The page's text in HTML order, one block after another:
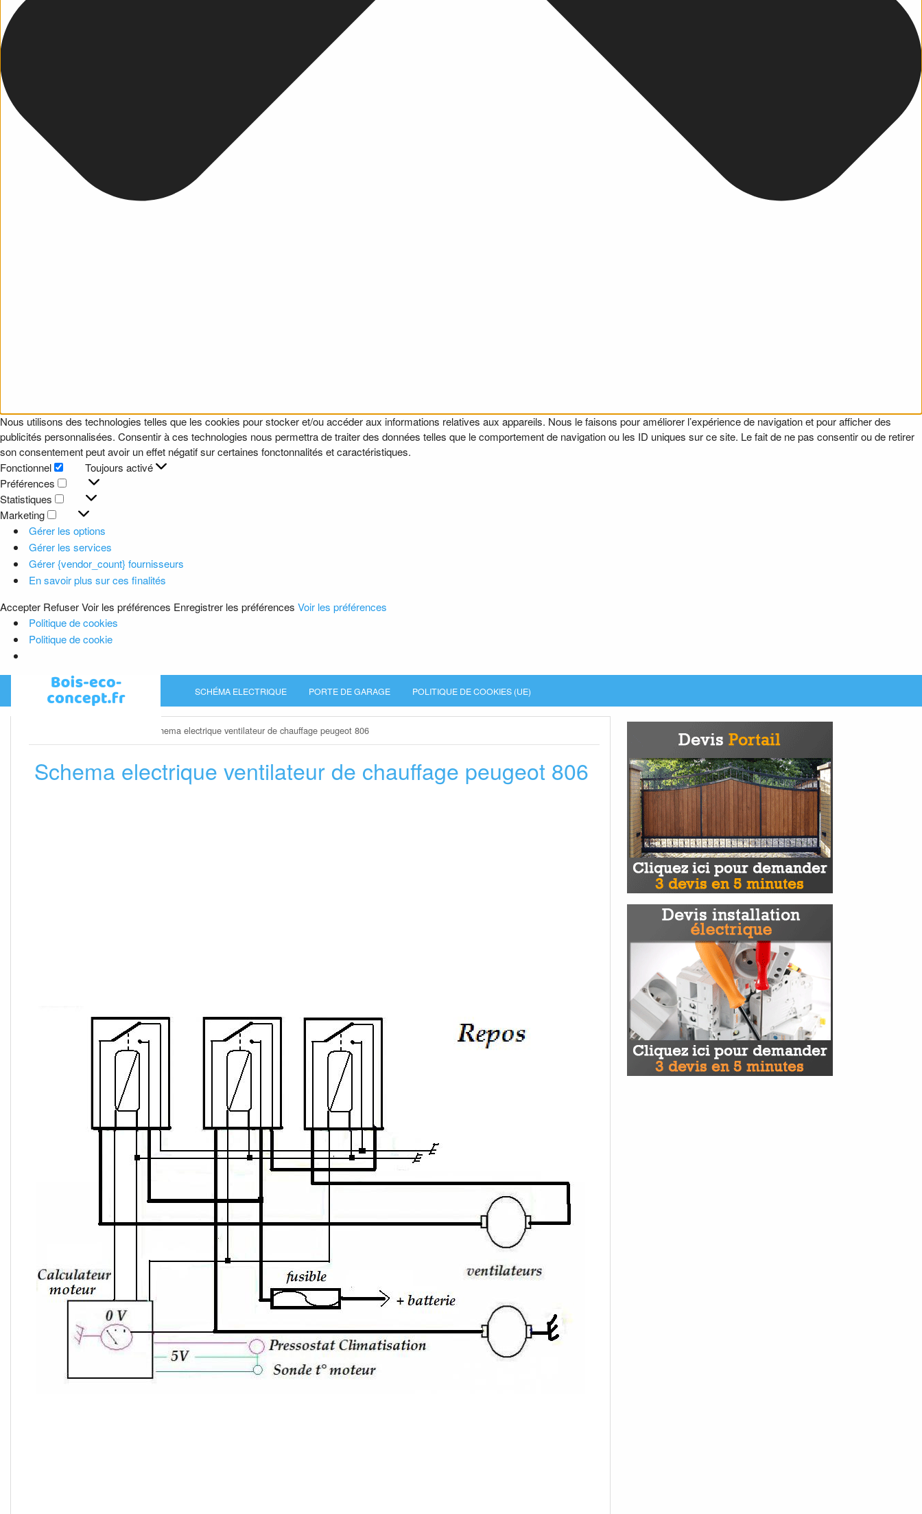
Nous utilisons des technologies telles que les cookies pour stocker et/ou accéder aux informations relatives aux appareils. Nous le faisons pour améliorer l’expérience de navigation et pour afficher des
publicités personnalisées. Consentir à ces technologies nous permettra de traiter des données telles que le comportement de navigation ou les ID uniques sur ce site. Le fait de ne pas consentir ou de retirer
son consentement peut avoir un effet négatif sur certaines fonctonnalités et caractéristiques.
Fonctionnel
Fonctionnel
Toujours activé
Préférences
Préférences
Statistiques
Statistiques
Marketing
Marketing
Gérer les options
Gérer les services
Gérer {vendor_count} fournisseurs
En savoir plus sur ces finalités
Accepter RefuserVoir les préférences Enregistrer les préférences Voir les préférences
Politique de cookies
Politique de cookie
SCHÉMA ELECTRIQUE PORTE DE GARAGE POLITIQUE DE COOKIES (UE)
Schema electrique ventilateur de chauffage peugeot 806
Schema electrique ventilateur de chauffage peugeot 806